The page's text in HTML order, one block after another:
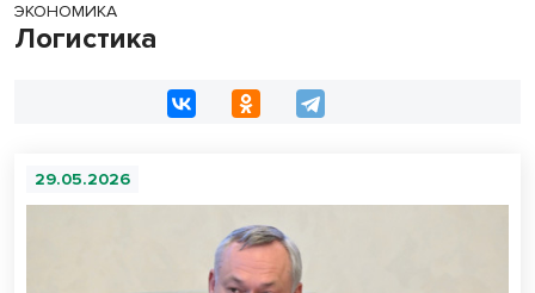
ЭКОНОМИКА
Логистика
29.05.2026